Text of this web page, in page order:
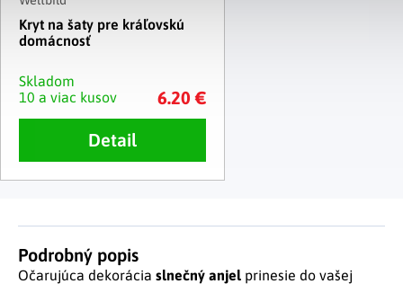
Kryt na šaty pre kráľovskú
domácnosť
Skladom
10 a viac kusov
6.20 €
Detail
Podrobný popis
Očarujúca dekorácia slnečný anjel prinesie do vašej